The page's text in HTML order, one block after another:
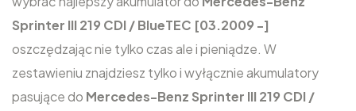
Sprinter III 219 CDI / BlueTEC [03.2009 -]
oszczędzając nie tylko czas ale i pieniądze. W
zestawieniu znajdziesz tylko i wyłącznie akumulatory
pasujące do Mercedes-Benz Sprinter III 219 CDI /